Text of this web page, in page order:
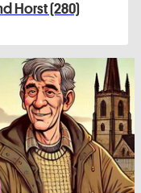
Horst (280)